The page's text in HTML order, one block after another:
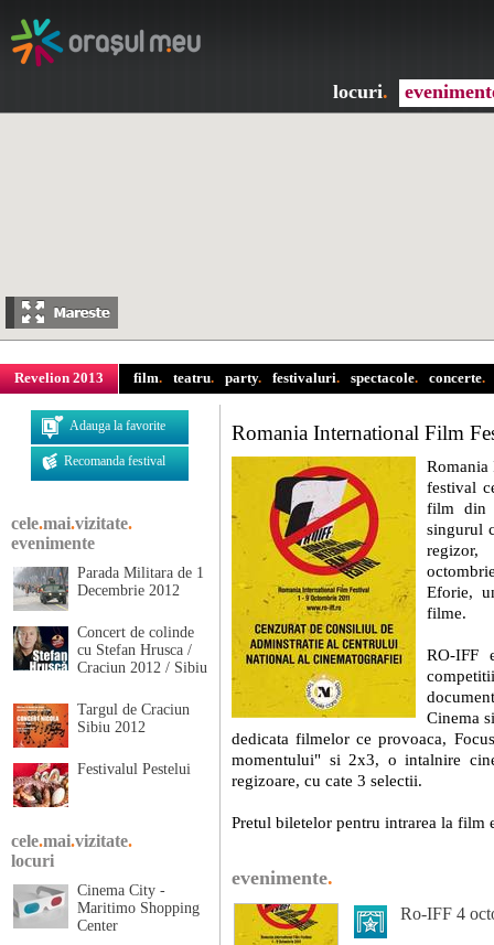
locuri.
Revelion 2013 film. teatru. party. festivaluri. spectacole. concerte.
Adauga la favorite
Recomanda festival
cele.mai.vizitate.
evenimente
Parada Militara de 1
Decembrie 2012
Concert de colinde
cu Stefan Hrusca /
Craciun 2012 / Sibiu
Targul de Craciun
Sibiu 2012
Festivalul Pestelui
cele.mai.vizitate.
locuri
Cinema City -
Maritimo Shopping
Center
Romania International Film
festival
film din
singurul
regizor,
Eforie,
filme.
RO-IFF
Cinema
dedicata filmelor ce provoaca,
momentului" si 2x3, o intalnire
regizoare, cu cate 3 selectii.
Pretul biletelor pentru intrarea la film
evenimente.
Ro-IFF 4